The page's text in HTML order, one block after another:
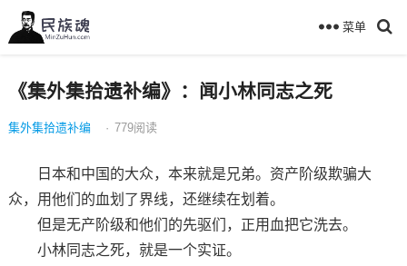
菜单
《集外集拾遗补编》：闻小林同志之死
集外集拾遗补编 · 779阅读
日本和中国的大众，本来就是兄弟。资产阶级欺骗大
众，用他们的血划了界线，还继续在划着。
但是无产阶级和他们的先驱们，正用血把它洗去。
小林同志之死，就是一个实证。